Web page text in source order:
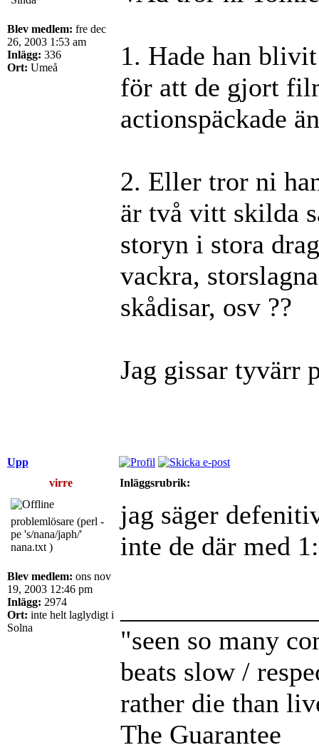
Blev medlem: fre dec
26, 2003 1:53 am
Inlägg: 336
Ort: Umeå
1. Hade han
för att de gjort
actionspäckade
2. Eller tror ni
är två vitt skilda
storyn i stora
vackra,
skådisar, osv ??
Jag gissar tyvärr
Upp
virre
Inläggsrubrik:
problemlösare (perl -
pe 's/nana/japh/'
nana.txt )
Blev medlem: ons nov
19, 2003 12:46 pm
Inlägg: 2974
Ort: inte helt laglydigt i
Solna
jag säger
inte de där med
"seen so many
beats slow /
rather die than
The Guarantee